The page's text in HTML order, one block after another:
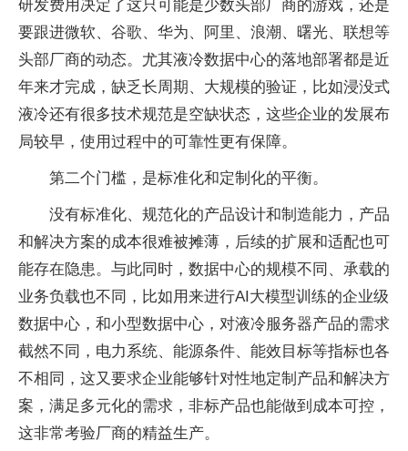
研发费用决定了这只可能是少数头部厂商的游戏，还是
要跟进微软、谷歌、华为、阿里、浪潮、曙光、联想等
头部厂商的动态。尤其液冷数据中心的落地部署都是近
年来才完成，缺乏长周期、大规模的验证，比如浸没式
液冷还有很多技术规范是空缺状态，这些企业的发展布
局较早，使用过程中的可靠性更有保障。
第二个门槛，是标准化和定制化的平衡。
没有标准化、规范化的产品设计和制造能力，产品
和解决方案的成本很难被摊薄，后续的扩展和适配也可
能存在隐患。与此同时，数据中心的规模不同、承载的
业务负载也不同，比如用来进行AI大模型训练的企业级
数据中心，和小型数据中心，对液冷服务器产品的需求
截然不同，电力系统、能源条件、能效目标等指标也各
不相同，这又要求企业能够针对性地定制产品和解决方
案，满足多元化的需求，非标产品也能做到成本可控，
这非常考验厂商的精益生产。